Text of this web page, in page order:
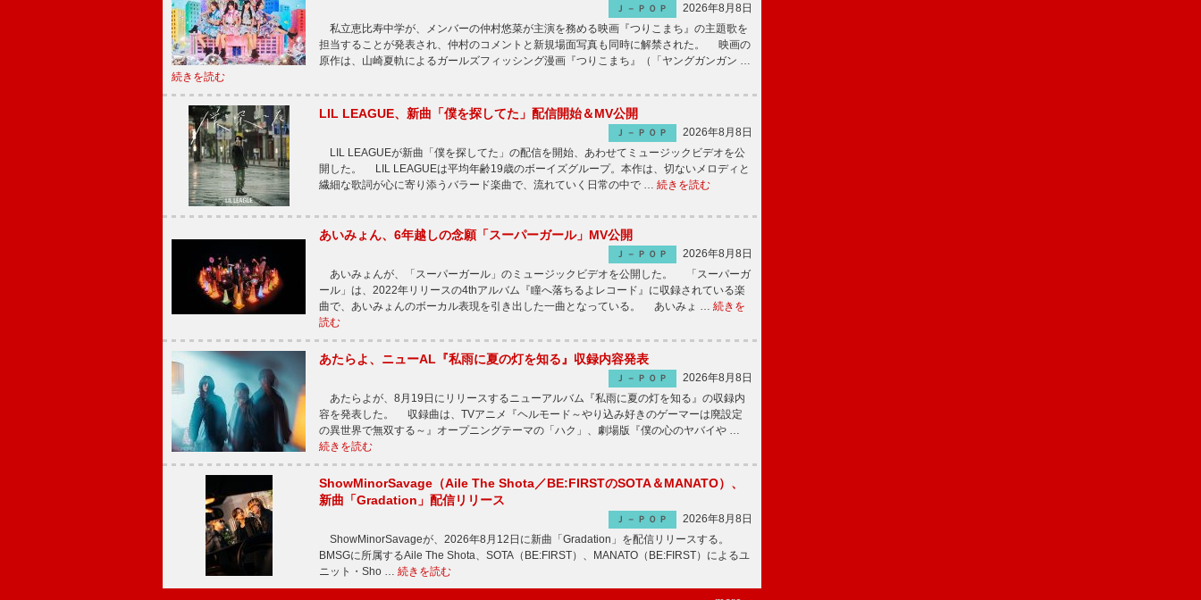
Ｊ－ＰＯＰ
2026年8月8日
私立恵比寿中学が、メンバーの仲村悠菜が主演を務める映画『つりこまち』の主題歌を
担当することが発表され、仲村のコメントと新規場面写真も同時に解禁された。 映画の
原作は、山崎夏軌によるガールズフィッシング漫画『つりこまち』（「ヤングガンガン …
続きを読む
LIL LEAGUE、新曲「僕を探してた」配信開始＆MV公開
Ｊ－ＰＯＰ
2026年8月8日
LIL LEAGUEが新曲「僕を探してた」の配信を開始、あわせてミュージックビデオを公
開した。 LIL LEAGUEは平均年齢19歳のボーイズグループ。本作は、切ないメロディと
繊細な歌詞が心に寄り添うバラード楽曲で、流れていく日常の中で … 続きを読む
あいみょん、6年越しの念願「スーパーガール」MV公開
Ｊ－ＰＯＰ
2026年8月8日
あいみょんが、「スーパーガール」のミュージックビデオを公開した。 「スーパーガ
ール」は、2022年リリースの4thアルバム『瞳へ落ちるよレコード』に収録されている楽
曲で、あいみょんのボーカル表現を引き出した一曲となっている。 あいみょ … 続きを
読む
あたらよ、ニューAL『私雨に夏の灯を知る』収録内容発表
Ｊ－ＰＯＰ
2026年8月8日
あたらよが、8月19日にリリースするニューアルバム『私雨に夏の灯を知る』の収録内
容を発表した。 収録曲は、TVアニメ『ヘルモード～やり込み好きのゲーマーは廃設定
の異世界で無双する～』オープニングテーマの「ハク」、劇場版『僕の心のヤバイや …
続きを読む
ShowMinorSavage（Aile The Shota／BE:FIRSTのSOTA＆MANATO）、
新曲「Gradation」配信リリース
Ｊ－ＰＯＰ
2026年8月8日
ShowMinorSavageが、2026年8月12日に新曲「Gradation」を配信リリースする。
BMSGに所属するAile The Shota、SOTA（BE:FIRST）、MANATO（BE:FIRST）によるユ
ニット・Sho … 続きを読む